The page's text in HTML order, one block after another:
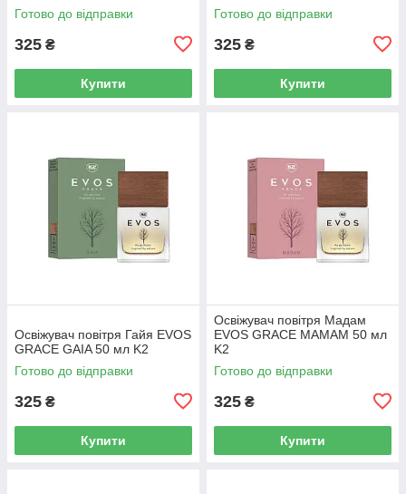
Готово до відправки
325 ₴
Купити
Готово до відправки
325 ₴
Купити
Освіжувач повітря Гайя EVOS
GRACE GAIA 50 мл K2
Готово до відправки
325 ₴
Купити
Освіжувач повітря Мадам
EVOS GRACE MAMAM 50 мл
K2
Готово до відправки
325 ₴
Купити